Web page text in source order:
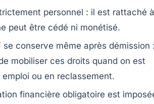
personnel : il est rattaché à
peut être cédé ni monétisé.
se conserve même après démission
mobiliser ces droits quand on est
ou en reclassement.
financière obligatoire est